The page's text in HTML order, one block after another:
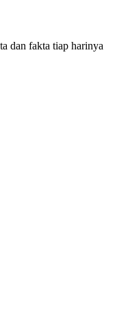
dan fakta tiap harinya